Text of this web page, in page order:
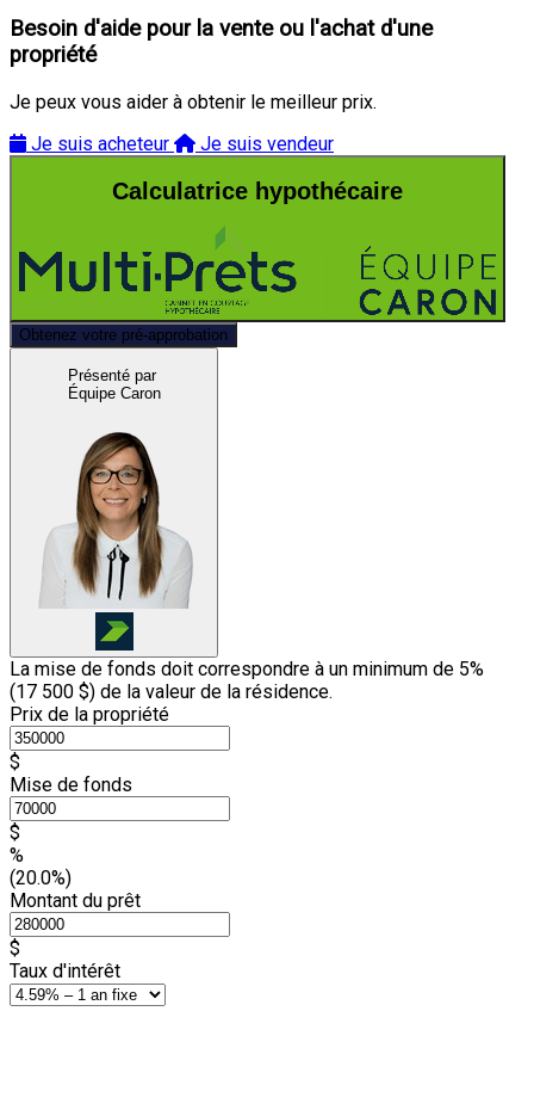
Besoin d'aide pour la vente ou l'achat d'une
propriété
Je peux vous aider à obtenir le meilleur prix.
Je suis acheteur
Je suis vendeur
Calculatrice hypothécaire
Obtenez votre pré-approbation
Présenté par
Équipe Caron
La mise de fonds doit correspondre à un minimum de 5%
(17 500 $) de la valeur de la résidence.
Prix de la propriété
$
Mise de fonds
$
%
(20.0%)
Montant du prêt
$
Taux d'intérêt